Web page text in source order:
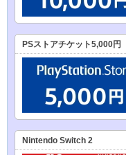
PSストアチケット5,000円
Nintendo Switch 2